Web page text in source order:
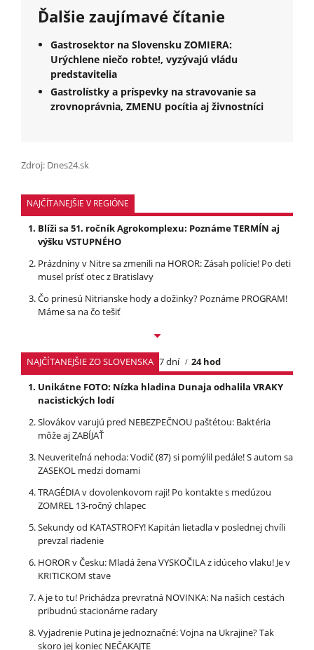
Ďalšie zaujímavé čítanie
Gastrosektor na Slovensku ZOMIERA:
Urýchlene niečo robte!, vyzývajú vládu
predstavitelia
Gastrolístky a príspevky na stravovanie sa
zrovnoprávnia, ZMENU pocítia aj živnostníci
Zdroj: Dnes24.sk
NAJČÍTANEJŠIE V REGIÓNE
Blíži sa 51. ročník Agrokomplexu: Poznáme TERMÍN aj
výšku VSTUPNÉHO
Prázdniny v Nitre sa zmenili na HOROR: Zásah polície! Po deti
musel prísť otec z Bratislavy
Čo prinesú Nitrianske hody a dožinky? Poznáme PROGRAM!
Máme sa na čo tešiť
NAJČÍTANEJŠIE ZO SLOVENSKA 7 dní
24 hod
Unikátne FOTO: Nízka hladina Dunaja odhalila VRAKY
nacistických lodí
Slovákov varujú pred NEBEZPEČNOU paštétou: Baktéria
môže aj ZABÍJAŤ
Neuveriteľná nehoda: Vodič (87) si pomýlil pedále! S autom sa
ZASEKOL medzi domami
TRAGÉDIA v dovolenkovom raji! Po kontakte s medúzou
ZOMREL 13-ročný chlapec
Sekundy od KATASTROFY! Kapitán lietadla v poslednej chvíli
prevzal riadenie
HOROR v Česku: Mladá žena VYSKOČILA z idúceho vlaku! Je v
KRITICKOM stave
A je to tu! Prichádza prevratná NOVINKA: Na našich cestách
pribudnú stacionárne radary
Vyjadrenie Putina je jednoznačné: Vojna na Ukrajine? Tak
skoro jej koniec NEČAKAJTE